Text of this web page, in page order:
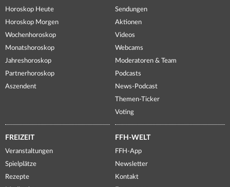
Horoskop Heute
Horoskop Morgen
Wochenhoroskop
Monatshoroskop
Jahreshoroskop
Partnerhoroskop
Aszendent
Sendungen
Aktionen
Videos
Webcams
Moderatoren & Team
Podcasts
News-Podcast
Themen-Ticker
Voting
FREIZEIT
Veranstaltungen
Spielplätze
Rezepte
FFH-WELT
FFH-App
Newsletter
Kontakt